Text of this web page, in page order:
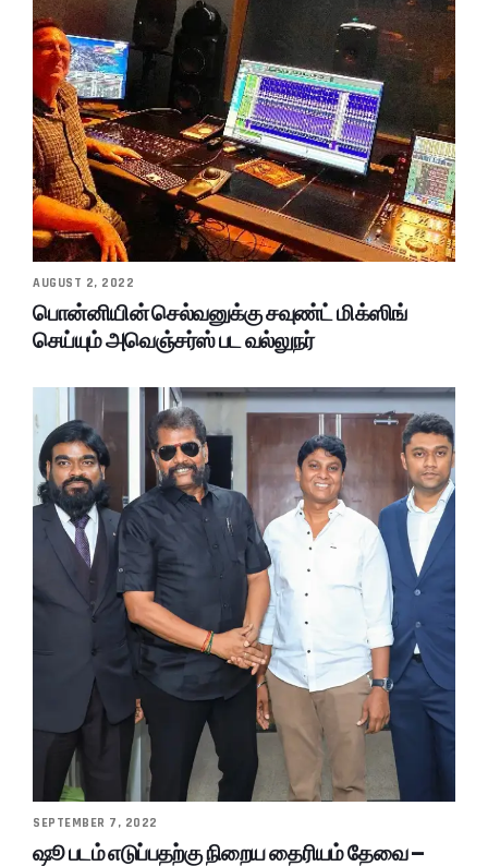
AUGUST 2, 2022
பொன்னியின் செல்வனுக்கு சவுண்ட் மிக்ஸிங்
செய்யும் அவெஞ்சர்ஸ் பட வல்லுநர்
SEPTEMBER 7, 2022
ஷூ படம் எடுப்பதற்கு நிறைய தைரியம் தேவை –